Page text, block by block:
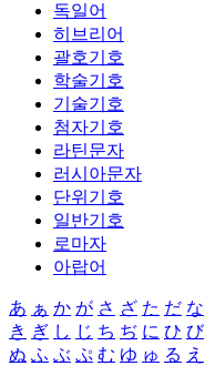
독일어
히브리어
괄호기호
학술기호
기술기호
첨자기호
라틴문자
러시아문자
단위기호
일반기호
로마자
아랍어
あ ぁ か が さ ざ た だ な
き ぎ し じ ち ぢ に ひ び
ぬ ふ ぶ ぷ む ゆ ゅ る え